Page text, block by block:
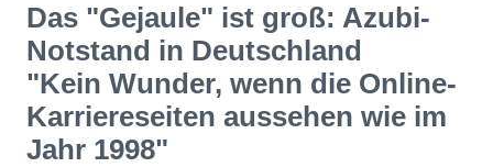
Das "Gejaule" ist groß: Azubi-
Notstand in Deutschland
"Kein Wunder, wenn die Online-
Karriereseiten aussehen wie im
Jahr 1998"